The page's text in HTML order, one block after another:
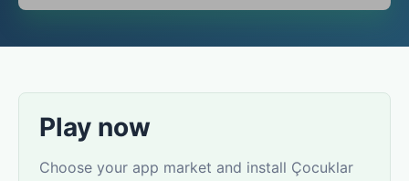
Play now
Choose your app market and install Çocuklar